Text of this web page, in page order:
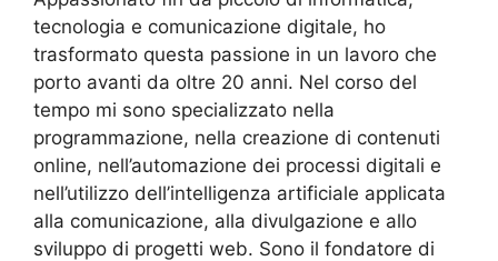
tecnologia e comunicazione digitale, ho
trasformato questa passione in un lavoro che
porto avanti da oltre 20 anni. Nel corso del
tempo mi sono specializzato nella
programmazione, nella creazione di contenuti
online, nell’automazione dei processi digitali e
nell’utilizzo dell’intelligenza artificiale applicata
alla comunicazione, alla divulgazione e allo
sviluppo di progetti web. Sono il fondatore di